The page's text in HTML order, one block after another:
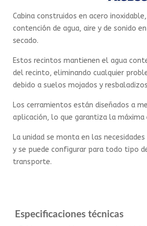
Cabina construidos en acero
contención de agua, aire y de sonido
secado.
Estos recintos mantienen el agua
del recinto, eliminando cualquier
debido a suelos mojados y
Los cerramientos están diseñados a
aplicación, lo que garantiza la máxima
La unidad se monta en las
y se puede configurar para todo tipo
transporte.
Especificaciones técnicas